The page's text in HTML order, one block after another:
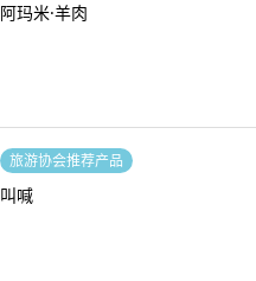
阿玛米·羊肉
旅游协会推荐产品
叫喊